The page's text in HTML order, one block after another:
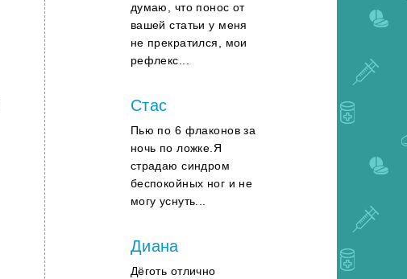
думаю, что понос от
вашей статьи у меня
не прекратился, мои
рефлекс...
Стас
Пью по 6 флаконов за
ночь по ложке.Я
страдаю синдром
беспокойных ног и не
могу уснуть...
Диана
Дёготь отлично